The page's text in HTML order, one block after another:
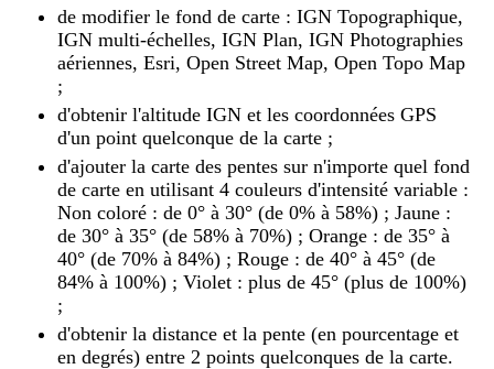
de modifier le fond de carte : IGN Topographique,
IGN multi-échelles, IGN Plan, IGN Photographies
aériennes, Esri, Open Street Map, Open Topo Map
;
d'obtenir l'altitude IGN et les coordonnées GPS
d'un point quelconque de la carte ;
d'ajouter la carte des pentes sur n'importe quel fond
de carte en utilisant 4 couleurs d'intensité variable :
Non coloré : de 0° à 30° (de 0% à 58%) ; Jaune :
de 30° à 35° (de 58% à 70%) ; Orange : de 35° à
40° (de 70% à 84%) ; Rouge : de 40° à 45° (de
84% à 100%) ; Violet : plus de 45° (plus de 100%)
;
d'obtenir la distance et la pente (en pourcentage et
en degrés) entre 2 points quelconques de la carte.